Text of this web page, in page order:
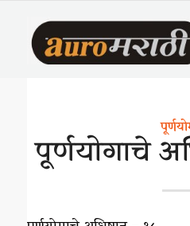
पूर्णयोगाचे